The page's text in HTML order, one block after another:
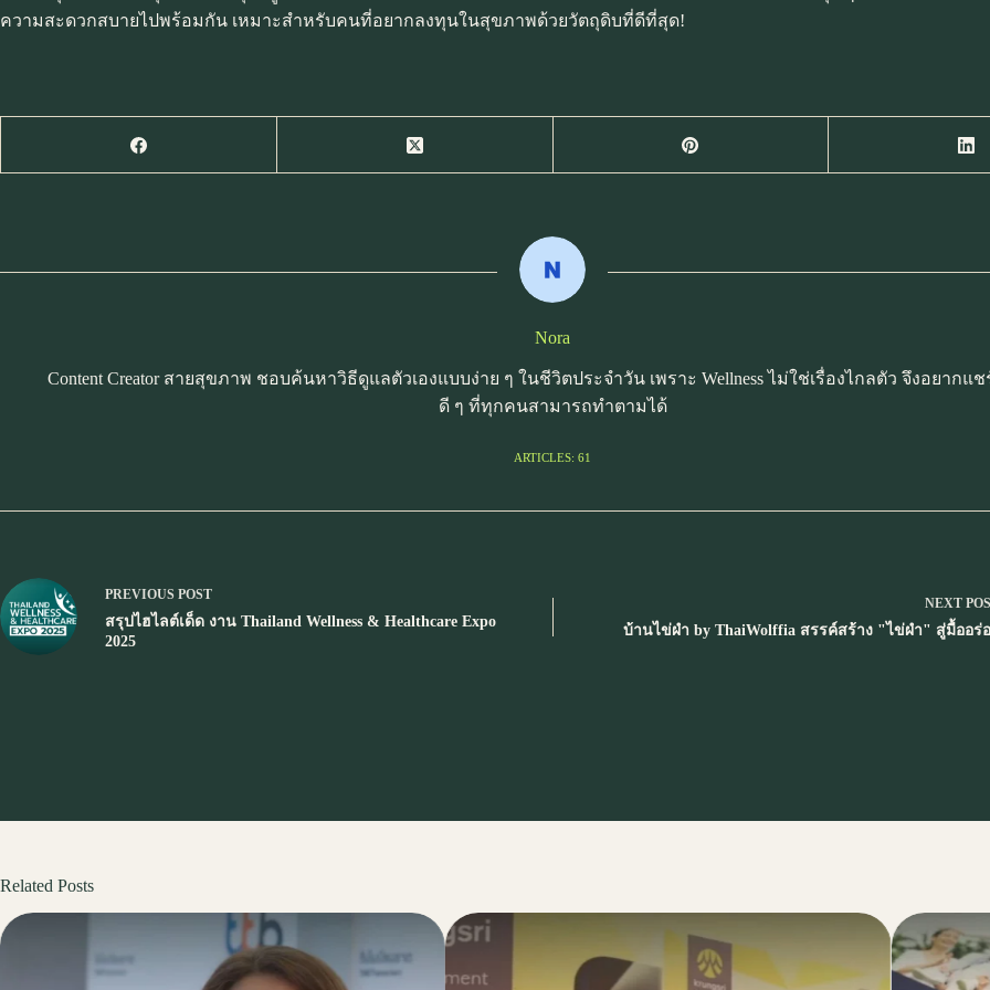
ความสะดวกสบายไปพร้อมกัน เหมาะสำหรับคนที่อยากลงทุนในสุขภาพด้วยวัตถุดิบที่ดีที่สุด!
Nora
Content Creator สายสุขภาพ ชอบค้นหาวิธีดูแลตัวเองแบบง่าย ๆ ในชีวิตประจำวัน เพราะ Wellness ไม่ใช่เรื่องไกลตัว จึงอยากแ
ดี ๆ ที่ทุกคนสามารถทำตามได้
ARTICLES: 61
PREVIOUS POST
สรุปไฮไลต์เด็ด งาน Thailand Wellness & Healthcare Expo
2025
NEXT
บ้านไข่ผำ by ThaiWolffia สรรค์สร้าง "ไข่ผำ" สู่มื้ออร่
Related Posts